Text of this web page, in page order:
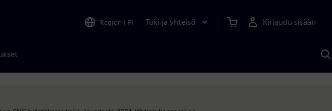
Region | FI Tuki ja yhteisö Kirjaudu sisään